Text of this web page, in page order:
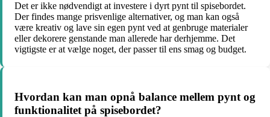
Det er ikke nødvendigt at investere i dyrt pynt til spisebordet.
Der findes mange prisvenlige alternativer, og man kan også
være kreativ og lave sin egen pynt ved at genbruge materialer
eller dekorere genstande man allerede har derhjemme. Det
vigtigste er at vælge noget, der passer til ens smag og budget.
Hvordan kan man opnå balance mellem pynt og
funktionalitet på spisebordet?